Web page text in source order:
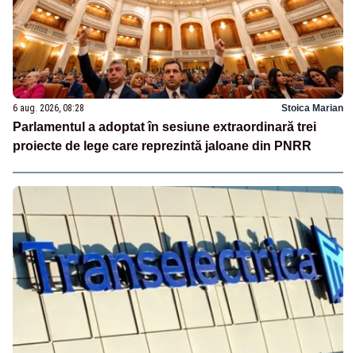
6 aug. 2026, 08:28 Stoica Marian
Parlamentul a adoptat în sesiune extraordinară trei
proiecte de lege care reprezintă jaloane din PNRR